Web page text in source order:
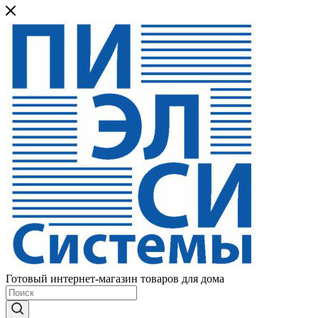
Готовый интернет-магазин товаров для дома